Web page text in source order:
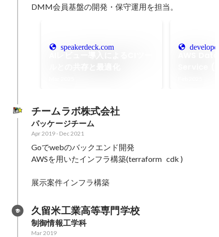
DMM会員基盤の開発・保守運用を担当。
speakerdeck.com
チームラボ株式会社
パッケージチーム
Apr 2019- Dec 2021
Goでwebのバックエンド開発
AWSを用いたインフラ構築(terraform   cdk )
展示案件インフラ構築
久留米工業高等専門学校
制御情報工学科
Mar 2019